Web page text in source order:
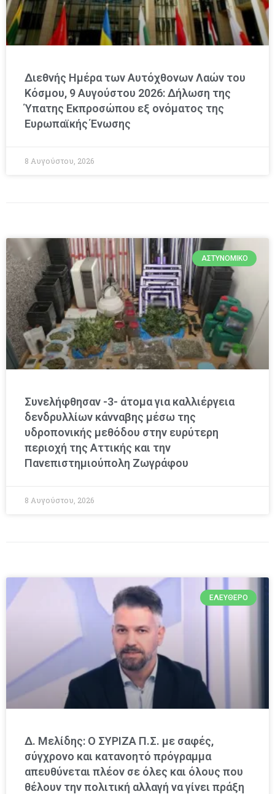
Διεθνής Ημέρα των Αυτόχθονων Λαών του
Κόσμου, 9 Αυγούστου 2026: Δήλωση της
Ύπατης Εκπροσώπου εξ ονόματος της
Ευρωπαϊκής Ένωσης
8 Αυγούστου, 2026
ΑΣΤΥΝΟΜΙΚΌ
Συνελήφθησαν -3- άτομα για καλλιέργεια
δενδρυλλίων κάνναβης μέσω της
υδροπονικής μεθόδου στην ευρύτερη
περιοχή της Αττικής και την
Πανεπιστημιούπολη Ζωγράφου
8 Αυγούστου, 2026
ΕΛΕΎΘΕΡΟ
Δ. Μελίδης: Ο ΣΥΡΙΖΑ Π.Σ. με σαφές,
σύγχρονο και κατανοητό πρόγραμμα
απευθύνεται πλέον σε όλες και όλους που
θέλουν την πολιτική αλλαγή να γίνει πράξη